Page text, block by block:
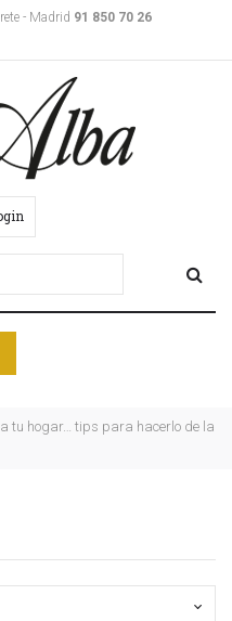
- Madrid 91 850 70 26
tu hogar… tips para hacerlo de la